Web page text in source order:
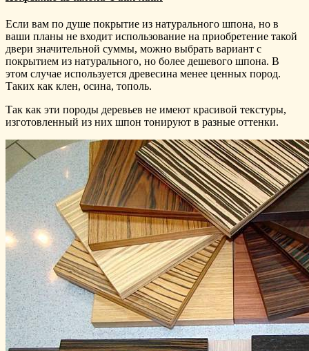
Если вам по душе покрытие из натурального шпона, но в
ваши планы не входит использование на приобретение такой
двери значительной суммы, можно выбрать вариант с
покрытием из натурального, но более дешевого шпона. В
этом случае используется древесина менее ценных пород.
Таких как клен, осина, тополь.
Так как эти породы деревьев не имеют красивой текстуры,
изготовленный из них шпон тонируют в разные оттенки.